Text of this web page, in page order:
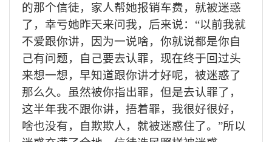
的那个信徒，家人帮她报销车费，就被迷惑
了，幸亏她昨天来问我，后来说：“以前我就
不爱跟你讲，因为一说啥，你就说都是你自
己有问题，自己要去认罪，现在终于回过头
来想一想，早知道跟你讲才好呢，被迷惑了
那么久。虽然被你指出罪，但是去认罪了，
这半年我不跟你讲，捂着罪，我很好很好，
啥也没有，自欺欺人，就被迷惑住了。”所以